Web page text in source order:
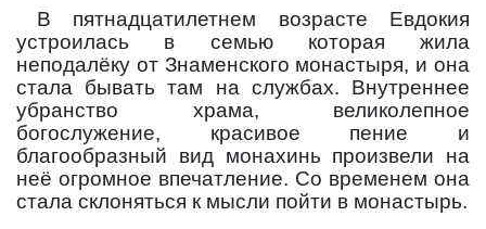
В пятнадцатилетнем возрасте Евдокия
устроилась в семью которая жила
неподалёку от Знаменского монастыря, и она
стала бывать там на службах. Внутреннее
убранство храма, великолепное
богослужение, красивое пение и
благообразный вид монахинь произвели на
неё огромное впечатление. Со временем она
стала склоняться к мысли пойти в монастырь.